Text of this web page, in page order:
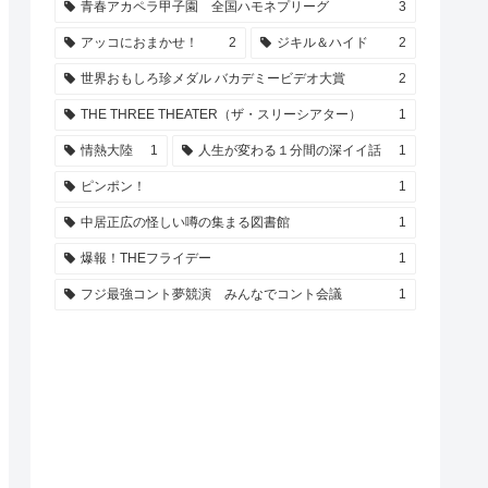
青春アカペラ甲子園 全国ハモネプリーグ 3
アッコにおまかせ！ 2 ジキル＆ハイド 2
世界おもしろ珍メダル バカデミービデオ大賞 2
THE THREE THEATER（ザ・スリーシアター） 1
情熱大陸 1 人生が変わる１分間の深イイ話 1
ピンポン！ 1
中居正広の怪しい噂の集まる図書館 1
爆報！THEフライデー 1
フジ最強コント夢競演 みんなでコント会議 1